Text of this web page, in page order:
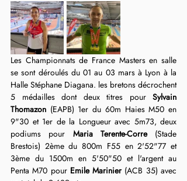
Les Championnats de France Masters en salle
se sont déroulés du 01 au 03 mars à Lyon à la
Halle Stéphane Diagana. les bretons décrochent
5 médailles dont deux titres pour Sylvain
Thomazon (EAPB) 1er du 60m Haies M50 en
9"30 et 1er de la Longueur avec 5m73, deux
podiums pour Maria Terente-Corre (Stade
Brestois) 2ème du 800m F55 en 2'52"77 et
3ème du 1500m en 5'50"50 et l'argent au
Penta M70 pour Emile Marinier (ACB 35) avec